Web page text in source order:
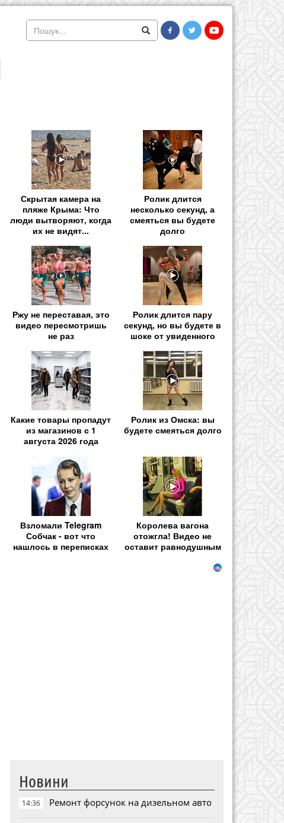
Скрытая камера на
пляже Крыма: Что
люди вытворяют, когда
их не видят...
Ролик длится
несколько секунд, а
смеяться вы будете
долго
Ржу не переставая, это
видео пересмотришь
не раз
Ролик длится пару
секунд, но вы будете в
шоке от увиденного
Какие товары пропадут
из магазинов с 1
августа 2026 года
Ролик из Омска: вы
будете смеяться долго
Взломали Telegram
Собчак - вот что
нашлось в переписках
Королева вагона
отожгла! Видео не
оставит равнодушным
Новини
14:36 Ремонт форсунок на дизельном авто